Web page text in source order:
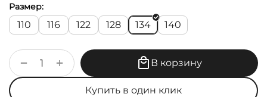
Размер:
110 116 122 128 134 140
+
− В корзину
Купить в один клик